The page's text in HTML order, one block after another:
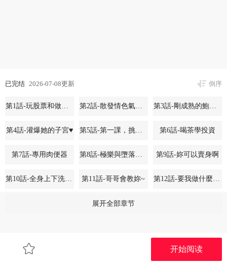
已完结 2026-07-08更新 倒序
第1話-玩股票和做愛並無區別 第2話-散發情色氣息的巨乳 第3話-剛成熟的鮑魚滋味如何?
第4話-灌爆她的子宮♥ 第5話-第一課，挑選茶妹 第6話-喝茶學投資
第7話-專用肉便器 第8話-極樂與墮落之夜 第9話-妳可以賣身啊
第10話-全身上下洗乾淨之後… 第11話-哥哥會教妳~ 第12話-要我做什麼都可以…
第14話-媛欣，幫我吹
开始阅读
展开全部章节